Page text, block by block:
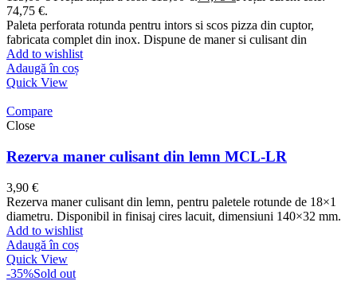
74,75 €.
Paleta perforata rotunda pentru intors si scos pizza din cuptor,
fabricata complet din inox. Dispune de maner si culisant din
Add to wishlist
Adaugă în coș
Quick View
Compare
Close
Rezerva maner culisant din lemn MCL-LR
3,90 €
Rezerva maner culisant din lemn, pentru paletele rotunde de 18×1
diametru. Disponibil in finisaj cires lacuit, dimensiuni 140×32 mm.
Add to wishlist
Adaugă în coș
Quick View
-35%Sold out